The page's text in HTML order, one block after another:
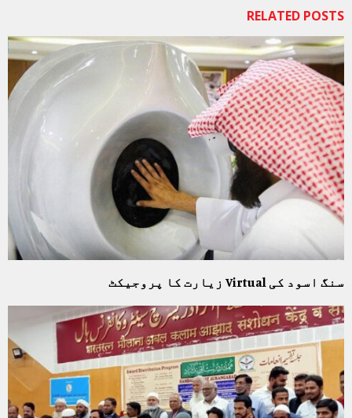
RELATED POSTS
سنگ اسود کی Virtual زیارت کا پروجیکٹ